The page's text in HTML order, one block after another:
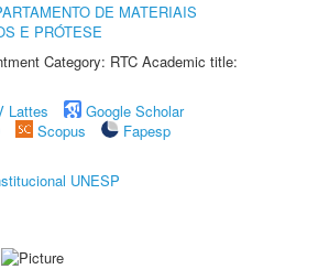
DE MATERIAIS
E PRÓTESE
Category: RTC Academic title:
Lattes
Google Scholar
Scopus
Fapesp
UNESP